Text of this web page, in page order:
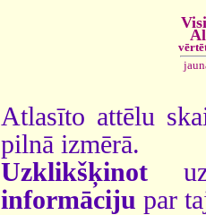
Atlasīto attēlu
pilnā izmērā.
Uzklikšķinot
informāciju par